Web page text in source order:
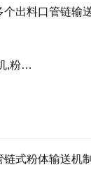
出料口管链输
送机
链式粉体输送机